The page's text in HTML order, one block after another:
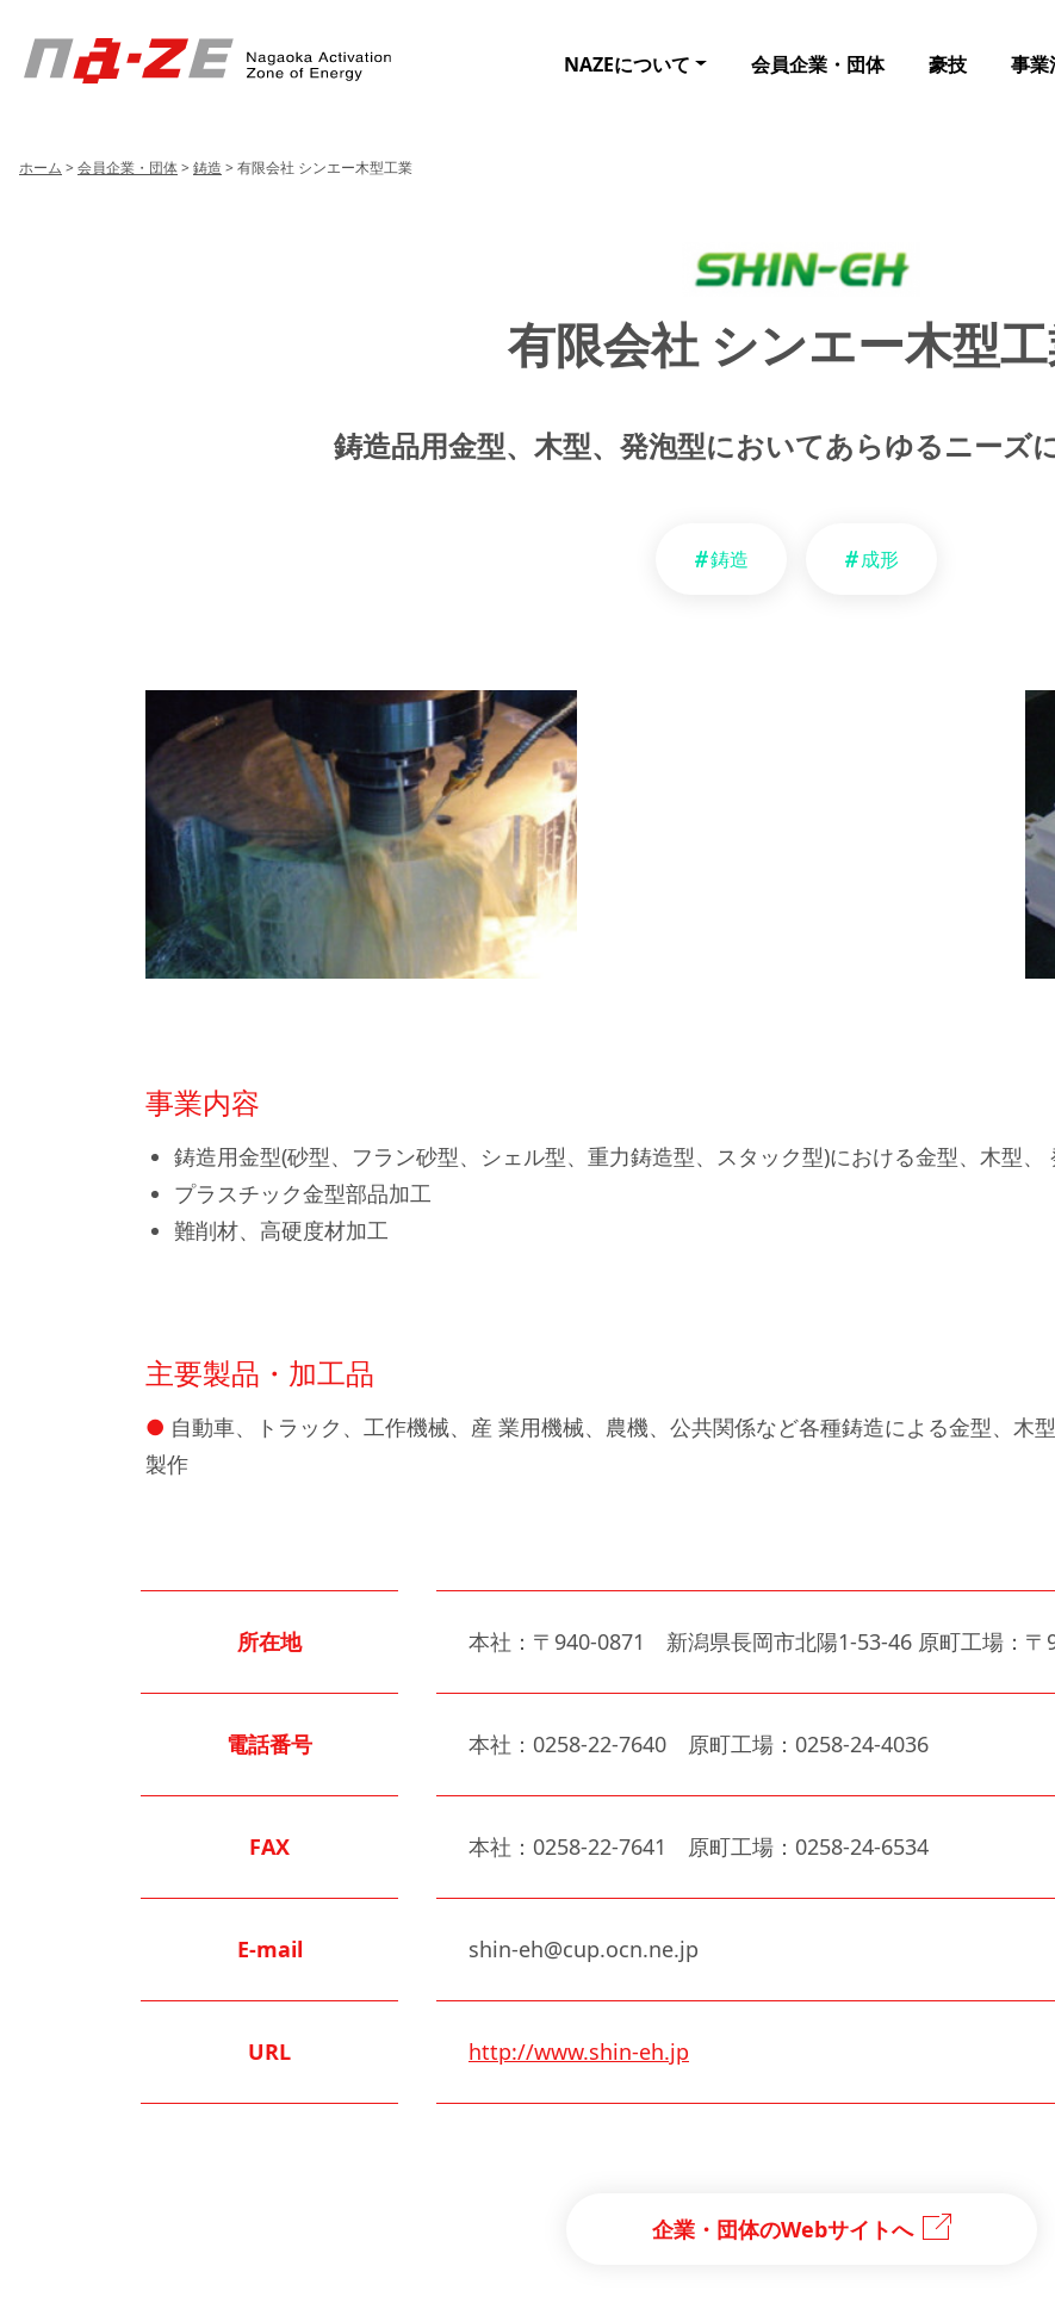
NAZEについて 会員企業・団体 豪技 事業
ホーム > 会員企業・団体> 鋳造 > 有限会社 シンエー木型工業
有限会社 シンエー木型
鋳造品用金型、木型、発泡型においてあらゆるニーズ
鋳造 成形
事業内容
鋳造用金型(砂型、フラン砂型、シェル型、重力鋳造型、スタック型)における金型、木型、
プラスチック金型部品加工
難削材、高硬度材加工
主要製品・加工品
自動車、トラック、工作機械、産 業用機械、農機、公共関係など各種鋳造による金型、木
製作
所在地 本社：〒940-0871 新潟県長岡市北陽1-53-46 原町工場：
電話番号 本社：0258-22-7640 原町工場：0258-24-4036
FAX 本社：0258-22-7641 原町工場：0258-24-6534
E-mail shin-eh@cup.ocn.ne.jp
URL http://www.shin-eh.jp
企業・団体のWebサイトへ